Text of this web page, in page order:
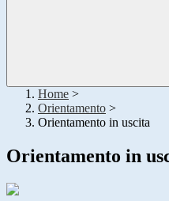
Home >
Orientamento >
Orientamento in uscita
Orientamento in